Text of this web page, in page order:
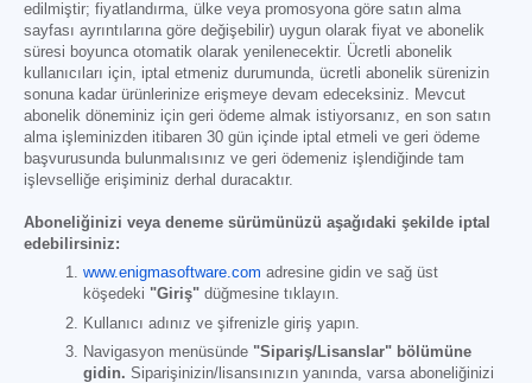
edilmiştir; fiyatlandırma, ülke veya promosyona göre satın alma
sayfası ayrıntılarına göre değişebilir) uygun olarak fiyat ve abonelik
süresi boyunca otomatik olarak yenilenecektir. Ücretli abonelik
kullanıcıları için, iptal etmeniz durumunda, ücretli abonelik sürenizin
sonuna kadar ürünlerinize erişmeye devam edeceksiniz. Mevcut
abonelik döneminiz için geri ödeme almak istiyorsanız, en son satın
alma işleminizden itibaren 30 gün içinde iptal etmeli ve geri ödeme
başvurusunda bulunmalısınız ve geri ödemeniz işlendiğinde tam
işlevselliğe erişiminiz derhal duracaktır.
Aboneliğinizi veya deneme sürümünüzü aşağıdaki şekilde iptal
edebilirsiniz:
www.enigmasoftware.com adresine gidin ve sağ üst
köşedeki "Giriş" düğmesine tıklayın.
Kullanıcı adınız ve şifrenizle giriş yapın.
Navigasyon menüsünde "Sipariş/Lisanslar" bölümüne
gidin. Siparişinizin/lisansınızın yanında, varsa aboneliğinizi